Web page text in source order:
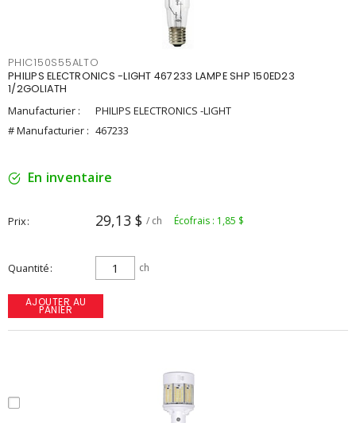
PHIC150S55ALTO
PHILIPS ELECTRONICS -LIGHT 467233 LAMPE SHP 150ED23
1/2GOLIATH
Manufacturier :
PHILIPS ELECTRONICS -LIGHT
# Manufacturier : 467233
En inventaire
Prix 29,13 $ / ch Écofrais : 1,85 $
Quantité ch
AJOUTER AU
PANIER